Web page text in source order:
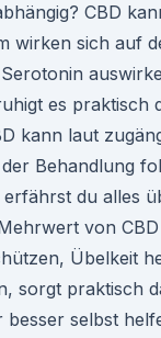
CBD
wirken sich auf
es praktisch
kann laut
Behandlung
du alles
von
Übelkeit
sorgt praktisch
selbst